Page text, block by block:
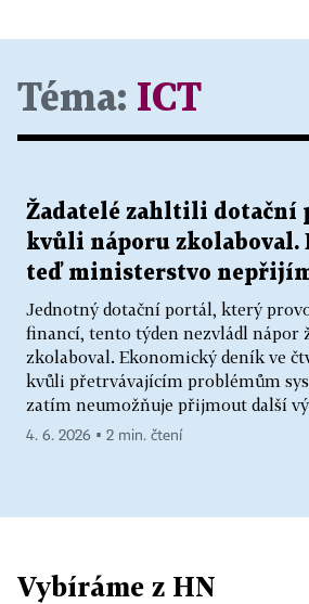
Téma: ICT
Žadatelé zahltili dotační
kvůli náporu zkolaboval.
teď ministerstvo
Jednotný dotační portál, který
financí, tento týden nezvládl nápor
zkolaboval. Ekonomický deník ve
kvůli přetrvávajícím problémům
zatím neumožňuje přijmout další
4. 6. 2026 ▪ 2 min. čtení
Vybíráme z HN